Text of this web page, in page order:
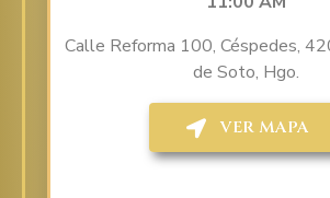
Calle Reforma 100, Céspedes,
de Soto, Hgo.
VER MAPA